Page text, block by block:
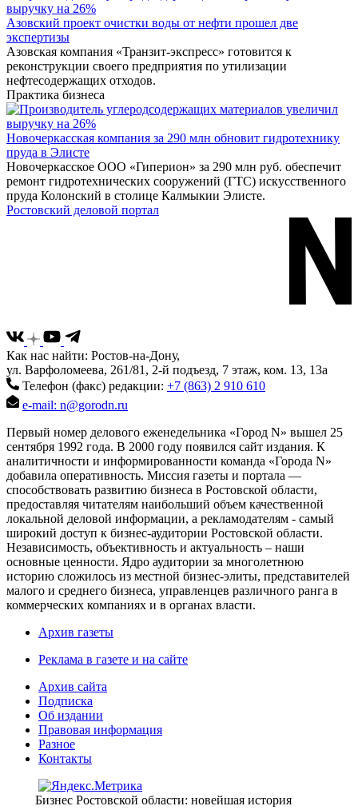
Азовский проект очистки воды от нефти прошел две
экспертизы
Азовская компания «Транзит-экспресс» готовится к
реконструкции своего предприятия по утилизации
нефтесодержащих отходов.
Практика бизнеса
Новочеркасская компания за 290 млн обновит гидротехнику
пруда в Элисте
Новочеркасское ООО «Гиперион» за 290 млн руб. обеспечит
ремонт гидротехнических сооружений (ГТС) искусственного
пруда Колонский в столице Калмыкии Элисте.
Ростовский деловой портал
Как нас найти: Ростов-на-Дону,
ул. Варфоломеева, 261/81, 2-й подъезд, 7 этаж, ком. 13, 13а
Телефон (факс) редакции: +7 (863) 2 910 610
e-mail: n@gorodn.ru
Первый номер делового еженедельника «Город N» вышел 25
сентября 1992 года. В 2000 году появился сайт издания. К
аналитичности и информированности команда «Города N»
добавила оперативность. Миссия газеты и портала —
способствовать развитию бизнеса в Ростовской области,
предоставляя читателям наибольший объем качественной
локальной деловой информации, а рекламодателям - самый
широкий доступ к бизнес-аудитории Ростовской области.
Независимость, объективность и актуальность – наши
основные ценности. Ядро аудитории за многолетнюю
историю сложилось из местной бизнес-элиты, представителей
малого и среднего бизнеса, управленцев различного ранга в
коммерческих компаниях и в органах власти.
Архив газеты
Реклама в газете и на сайте
Архив сайта
Подписка
Об издании
Правовая информация
Разное
Контакты
Бизнес Ростовской области: новейшая история